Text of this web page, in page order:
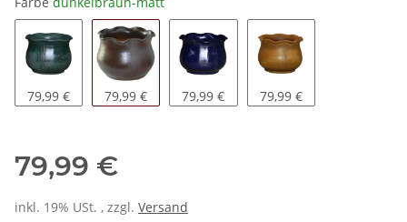
Grün-matt
79,99 € dunkelbraun-matt
79,99 € blau
79,99 € antik
79,99 €
79,99 €
inkl. 19% USt. , zzgl. Versand